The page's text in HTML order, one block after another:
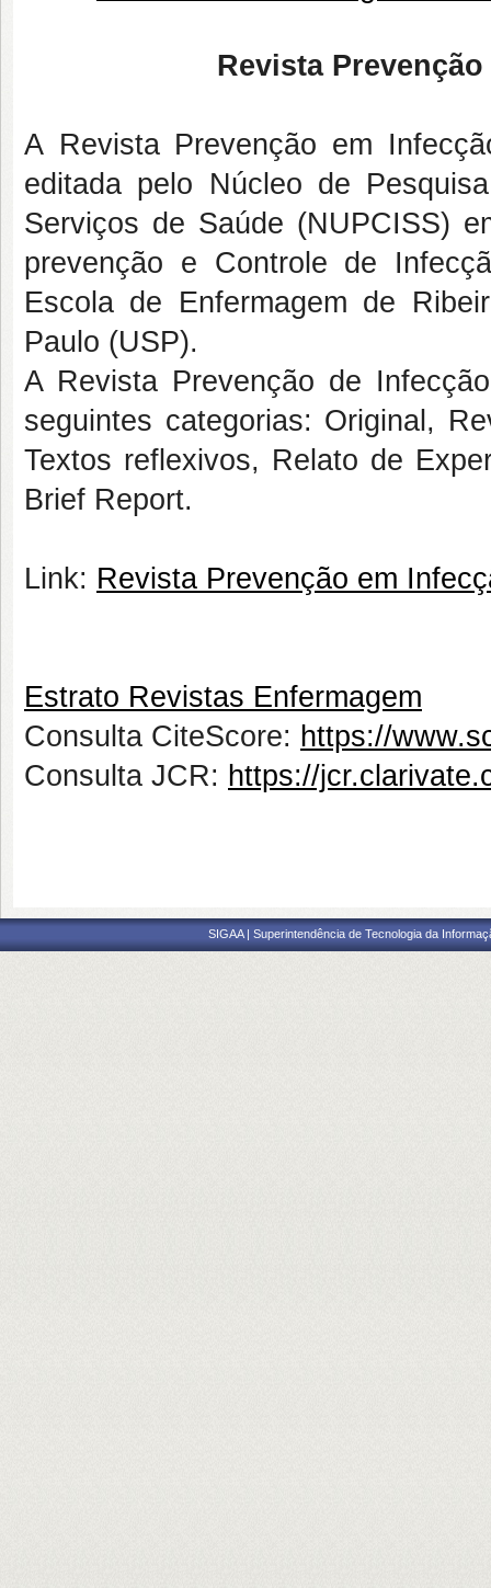
Revista
A Revista Prevenção em
editada pelo Núcleo de
Serviços de Saúde (NUPCISS)
prevenção e Controle de
Escola de Enfermagem de
Paulo (USP).
A Revista Prevenção de
seguintes categorias: Original,
Textos reflexivos, Relato de
Brief Report.
Link: Revista Prevenção em
Estrato Revistas Enfermagem
Consulta CiteScore: https://
Consulta JCR: https://
SIGAA | Superintendência de Tecnologia da